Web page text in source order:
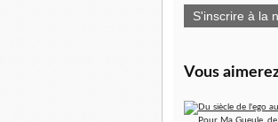
S'inscrire à la
Vous